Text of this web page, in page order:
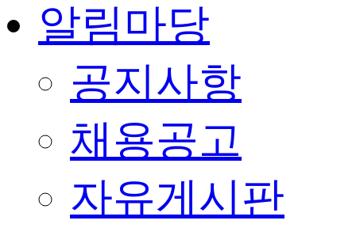
알림마당
공지사항
채용공고
자유게시판